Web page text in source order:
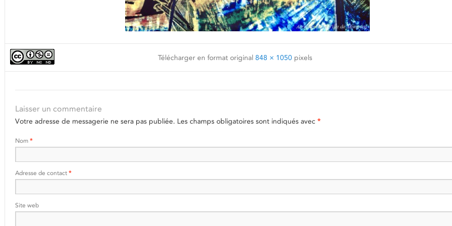
Télécharger en format original 848 × 1050pixels
Laisser un commentaire
Votre adresse de messagerie ne sera pas publiée. Les champs obligatoires sont indiqués avec *
Nom *
Adresse de contact *
Site web